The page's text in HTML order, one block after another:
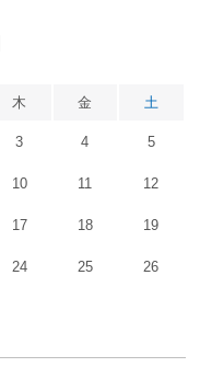
木 金 土
3 4 5
10 11 12
17 18 19
24 25 26